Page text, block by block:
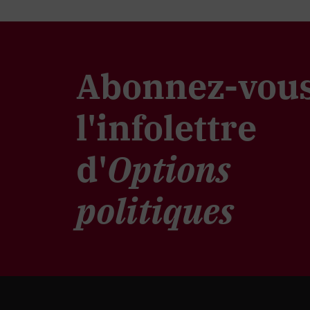
Abonnez-
l'infolettre
d'Options
politiques